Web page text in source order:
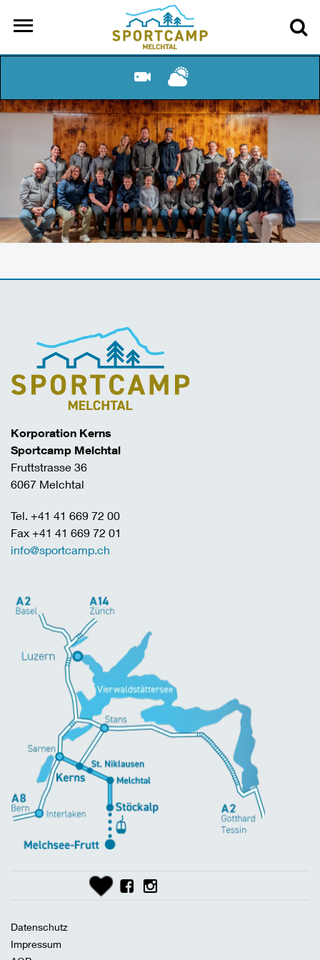
Korporation Kerns
Sportcamp Melchtal
Fruttstrasse 36
6067 Melchtal
Tel. +41 41 669 72 00
Fax +41 41 669 72 01
info@sportcamp.ch
Datenschutz
Impressum